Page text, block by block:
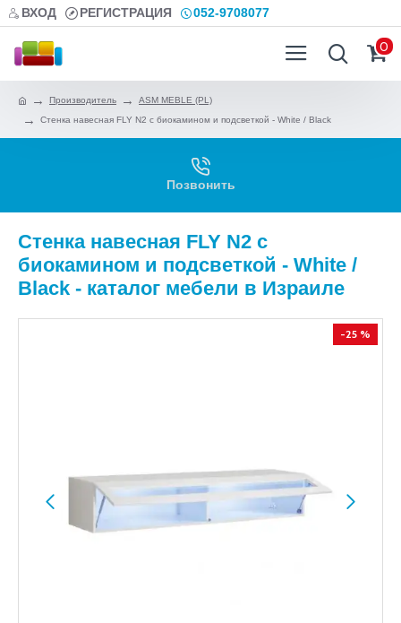
ВХОД РЕГИСТРАЦИЯ 052-9708077
0
Производитель
ASM MEBLE (PL)
Стенка навесная FLY N2 с биокамином и подсветкой - White / Black
Позвонить
Стенка навесная FLY N2 с
биокамином и подсветкой - White /
Black - каталог мебели в Израиле
-25 %